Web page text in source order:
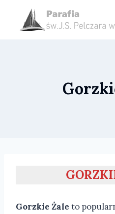
treści
Gorzkie Żale to